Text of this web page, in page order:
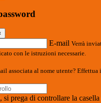
E-mail Verrà
con le istruzioni necessarie.
associata al nome utente? Effettua
si prega di controllare la